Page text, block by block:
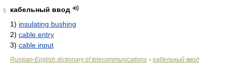
5
кабельный ввод
1) insulating bushing
2) cable entry
3) cable input
Russian-English dictionary of telecommunications > кабельный ввод